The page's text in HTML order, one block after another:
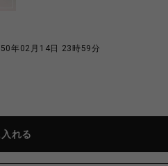
年02月14日 23時59分
れる